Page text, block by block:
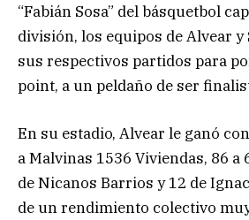
“Fabián Sosa” del básquetbol
división, los equipos de Alvear
sus respectivos partidos para
point, a un peldaño de ser
En su estadio, Alvear le ganó
a Malvinas 1536 Viviendas, 86 a
de Nicanos Barrios y 12 de
de un rendimiento colectivo